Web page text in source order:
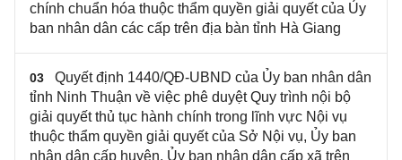
chính chuẩn hóa thuộc thẩm quyền giải quyết của Ủy
ban nhân dân các cấp trên địa bàn tỉnh Hà Giang
03
Quyết định 1440/QĐ-UBND của Ủy ban nhân dân
tỉnh Ninh Thuận về việc phê duyệt Quy trình nội bộ
giải quyết thủ tục hành chính trong lĩnh vực Nội vụ
thuộc thẩm quyền giải quyết của Sở Nội vụ, Ủy ban
nhân dân cấp huyện, Ủy ban nhân dân cấp xã trên